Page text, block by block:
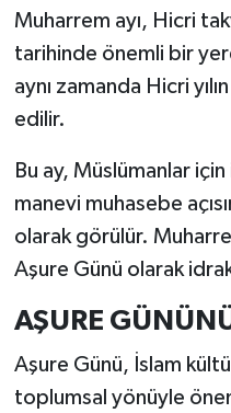
Muharrem ayı, Hicri
tarihinde önemli bir
aynı zamanda Hicri
edilir.
Bu ay, Müslümanlar
manevi muhasebe
olarak görülür.
Aşure Günü olarak
AŞURE
Aşure Günü, İslam
toplumsal yönüyle